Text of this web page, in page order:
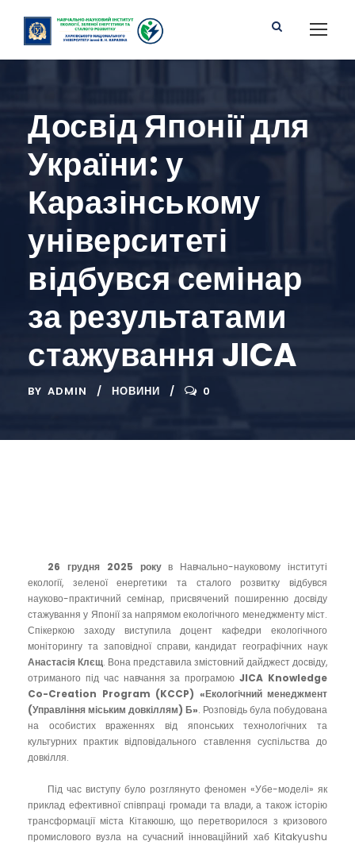
Досвід Японії для
України: у
Каразінському
університеті
відбувся семінар
за результатами
стажування JICA
BY ADMIN НОВИНИ 0
26 грудня 2025 рокув Навчально-науковому інституті
екології, зеленої енергетики та сталого розвитку відбувся
науково-практичний семінар, присвячений поширенню досвіду
стажування у Японії за напрямом екологічного менеджменту міст.
Спікеркою заходу виступила доцент кафедри екологічного
моніторингу та заповідної справи, кандидат географічних наук
Анастасія Клєщ. Вона представила змістовний дайджест досвіду,
отриманого під час навчання за програмоюJICA Knowledge
Co-Creation Program (KCCP) «Екологічний менеджмент
(Управління міським довкіллям) Б». Розповідь була побудована
на особистих враженнях від японських технологічних та
культурних практик відповідального ставлення суспільства до
довкілля.
Під час виступу було розглянуто феномен «Убе-моделі» як
приклад ефективної співпраці громади та влади, а також історію
трансформації міста Кітакюшю, що перетворилося з кризового
промислового вузла на сучасний інноваційний хаб Kitakyushu